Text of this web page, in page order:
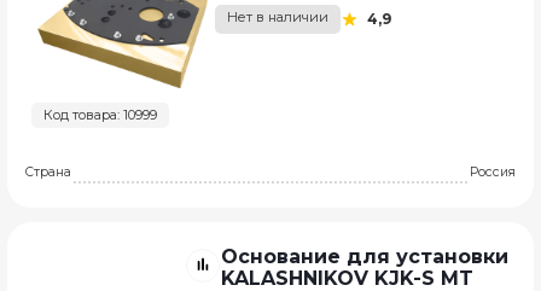
Код товара: 10999
Нет в наличии 4,9
Страна Россия
Основание для установки
KALASHNIKOV KJK-S MT